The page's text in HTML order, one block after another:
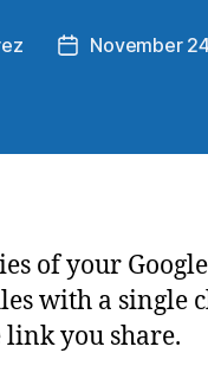
November
of your Google
with a single
link you share.